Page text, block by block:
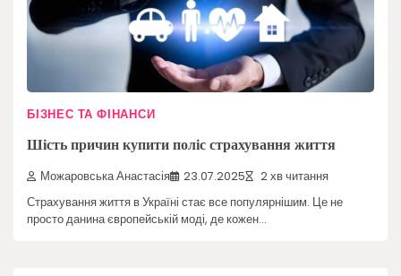
БІЗНЕС ТА ФІНАНСИ
Шість причин купити поліс страхування життя
Можаровська Анастасія 23.07.2025 2 хв читання
Страхування життя в Україні стає все популярнішим. Це не
просто данина європейській моді, де кожен…